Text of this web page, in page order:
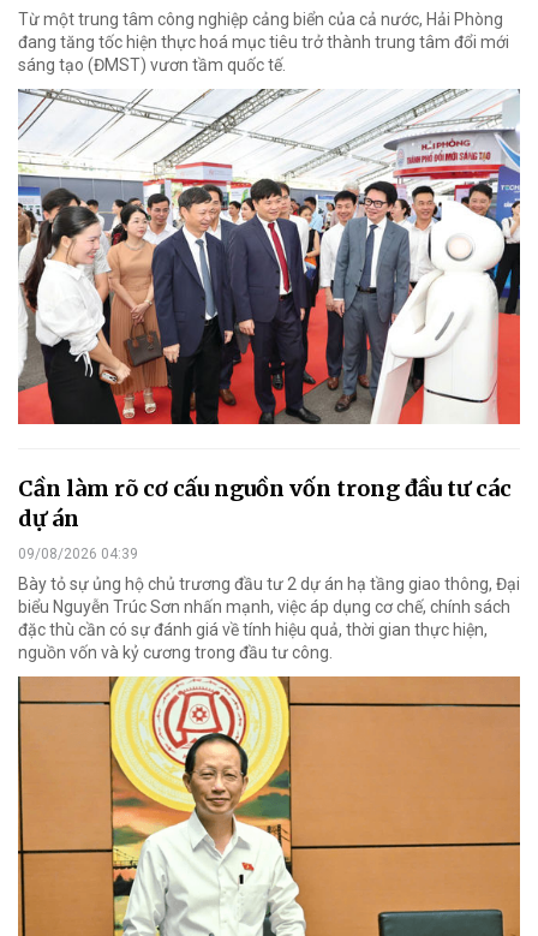
Từ một trung tâm công nghiệp cảng biển của cả nước, Hải Phòng
đang tăng tốc hiện thực hoá mục tiêu trở thành trung tâm đổi mới
sáng tạo (ĐMST) vươn tầm quốc tế.
Cần làm rõ cơ cấu nguồn vốn trong đầu tư các
dự án
09/08/2026 04:39
Bày tỏ sự ủng hộ chủ trương đầu tư 2 dự án hạ tầng giao thông, Đại
biểu Nguyễn Trúc Sơn nhấn mạnh, việc áp dụng cơ chế, chính sách
đặc thù cần có sự đánh giá về tính hiệu quả, thời gian thực hiện,
nguồn vốn và kỷ cương trong đầu tư công.